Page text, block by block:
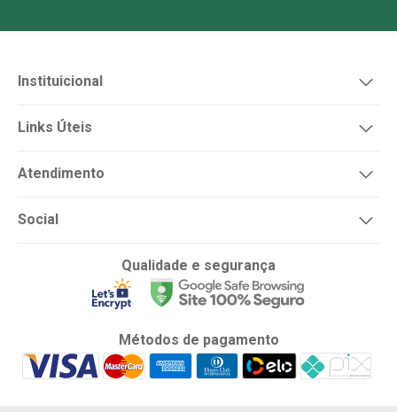
Instituicional
Links Úteis
Atendimento
Social
Qualidade e segurança
Métodos de pagamento